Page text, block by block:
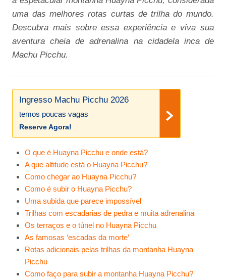
uma das melhores rotas curtas de trilha do mundo.
Descubra mais sobre essa experiência e viva sua
aventura cheia de adrenalina na cidadela inca de
Machu Picchu.
Ingresso Machu Picchu 2026
temos poucas vagas
Reserve Agora!
O que é Huayna Picchu e onde está?
A que altitude está o Huayna Picchu?
Como chegar ao Huayna Picchu?
Como é subir o Huayna Picchu?
Uma subida que parece impossível
Trilhas com escadarias de pedra e muita adrenalina
Os terraços e o túnel no Huayna Picchu
As famosas ‘escadas da morte’
Rotas adicionais pelas trilhas da montanha Huayna
Picchu
Como faço para subir a montanha Huayna Picchu?